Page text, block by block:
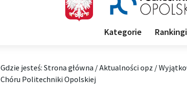
Kategorie Rankingi
Gdzie jesteś: Strona główna /Aktualności opz /
Chóru Politechniki Opolskiej